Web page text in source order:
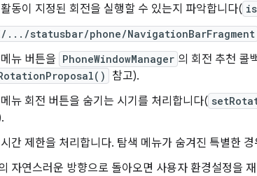
동이 지정된 회전을 실행할 수 있는지 파악합니다(
.../statusbar/phone/NavigationBarFragment
뉴 버튼을 PhoneWindowManager 의 회전 추천 콜
참고).
뉴 회전 버튼을 숨기는 시기를 처리합니다(
간 제한을 처리합니다. 탐색 메뉴가 숨겨진 특별한
자연스러운 방향으로 돌아오면 사용자 환경설정을